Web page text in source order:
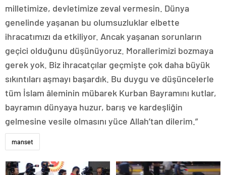
milletimize, devletimize zeval vermesin. Dünya
genelinde yaşanan bu olumsuzluklar elbette
ihracatımızı da etkiliyor. Ancak yaşanan sorunların
geçici olduğunu düşünüyoruz. Morallerimizi bozmaya
gerek yok. Biz ihracatçılar geçmişte çok daha büyük
sıkıntıları aşmayı başardık. Bu duygu ve düşüncelerle
tüm İslam âleminin mübarek Kurban Bayramını kutlar,
bayramın dünyaya huzur, barış ve kardeşliğin
gelmesine vesile olmasını yüce Allah’tan dilerim.”
manset